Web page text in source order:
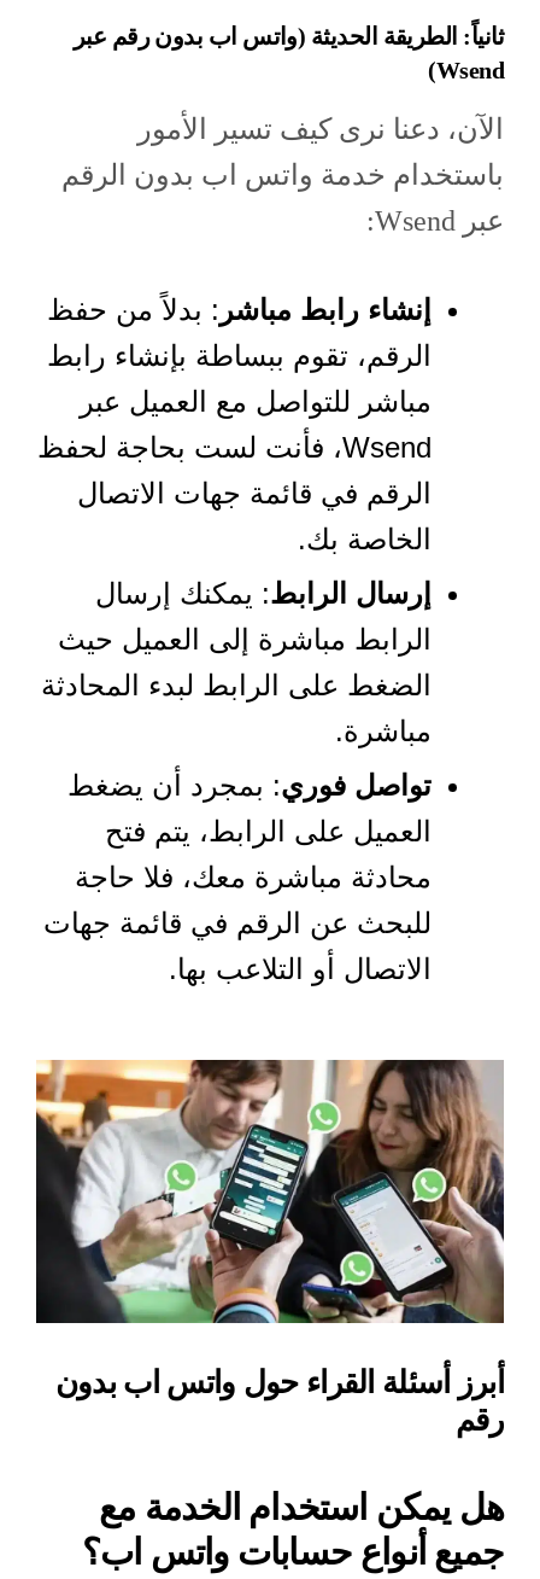
ثانياً: الطريقة الحديثة (واتس اب بدون رقم عبر
Wsend)
الآن، دعنا نرى كيف تسير الأمور
باستخدام خدمة واتس اب بدون الرقم
عبر Wsend:
إنشاء رابط مباشر : بدلاً من حفظ
الرقم، تقوم ببساطة بإنشاء رابط
مباشر للتواصل مع العميل عبر
Wsend، فأنت لست بحاجة لحفظ
الرقم في قائمة جهات الاتصال
الخاصة بك.
إرسال الرابط: يمكنك إرسال
الرابط مباشرة إلى العميل حيث
الضغط على الرابط لبدء المحادثة
مباشرة.
تواصل فوري: بمجرد أن يضغط
العميل على الرابط، يتم فتح
محادثة مباشرة معك، فلا حاجة
للبحث عن الرقم في قائمة جهات
الاتصال أو التلاعب بها.
أبرز أسئلة القراء حول واتس اب بدون
رقم
هل يمكن استخدام الخدمة مع
جميع أنواع حسابات واتس اب؟